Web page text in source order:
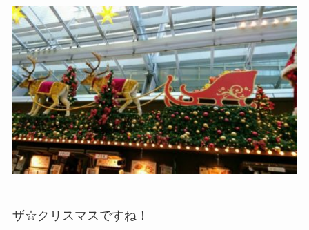
ザ☆クリスマスですね！